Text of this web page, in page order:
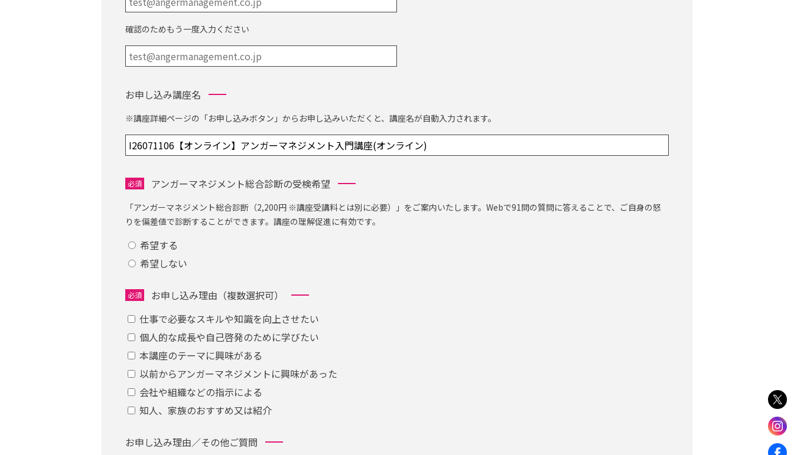
確認のためもう一度入力ください
お申し込み講座名
※講座詳細ページの「お申し込みボタン」からお申し込みいただくと、講座名が自動入力されます。
必須 アンガーマネジメント総合診断の受検希望
「アンガーマネジメント総合診断（2,200円 ※講座受講料とは別に必要）」をご案内いたします。Webで91問の質問に答えることで、ご自身の怒
りを偏差値で診断することができます。講座の理解促進に有効です。
希望する
希望しない
お申し込み理由（複数選択可）
必須
仕事で必要なスキルや知識を向上させたい
個人的な成長や自己啓発のために学びたい
本講座のテーマに興味がある
以前からアンガーマネジメントに興味があった
会社や組織などの指示による
知人、家族のおすすめ又は紹介
お申し込み理由／その他ご質問